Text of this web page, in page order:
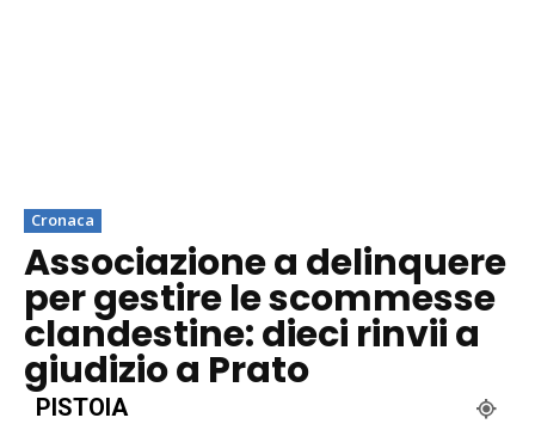
Cronaca
Associazione a delinquere
per gestire le scommesse
clandestine: dieci rinvii a
giudizio a Prato
PISTOIA